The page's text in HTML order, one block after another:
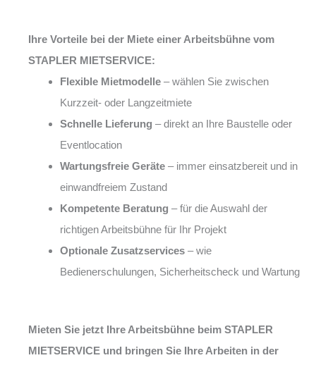
Ihre Vorteile bei der Miete einer Arbeitsbühne vom
STAPLER MIETSERVICE:
Flexible Mietmodelle – wählen Sie zwischen
Kurzzeit- oder Langzeitmiete
Schnelle Lieferung – direkt an Ihre Baustelle oder
Eventlocation
Wartungsfreie Geräte – immer einsatzbereit und in
einwandfreiem Zustand
Kompetente Beratung – für die Auswahl der
richtigen Arbeitsbühne für Ihr Projekt
Optionale Zusatzservices – wie
Bedienerschulungen, Sicherheitscheck und Wartung
Mieten Sie jetzt Ihre Arbeitsbühne beim STAPLER
MIETSERVICE und bringen Sie Ihre Arbeiten in der